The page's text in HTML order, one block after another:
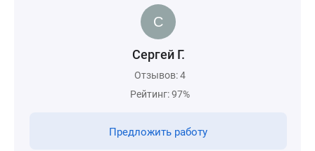
Сергей Г.
Отзывов: 4
Рейтинг: 97%
Предложить работу